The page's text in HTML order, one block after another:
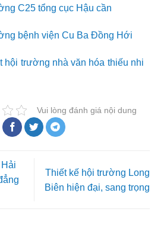
C25 tổng cục Hậu cần
bệnh viện Cu Ba Đồng Hới
hội trường nhà văn hóa thiếu nhi
Vui lòng đánh giá nội dung
Thiết kế hội trường Long
Biên hiện đại, sang trọng